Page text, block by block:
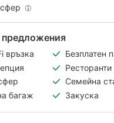
връзка
Безплатен
Ресторанти
Семейна
багаж
Закуска